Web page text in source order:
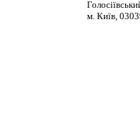
м. Київ,